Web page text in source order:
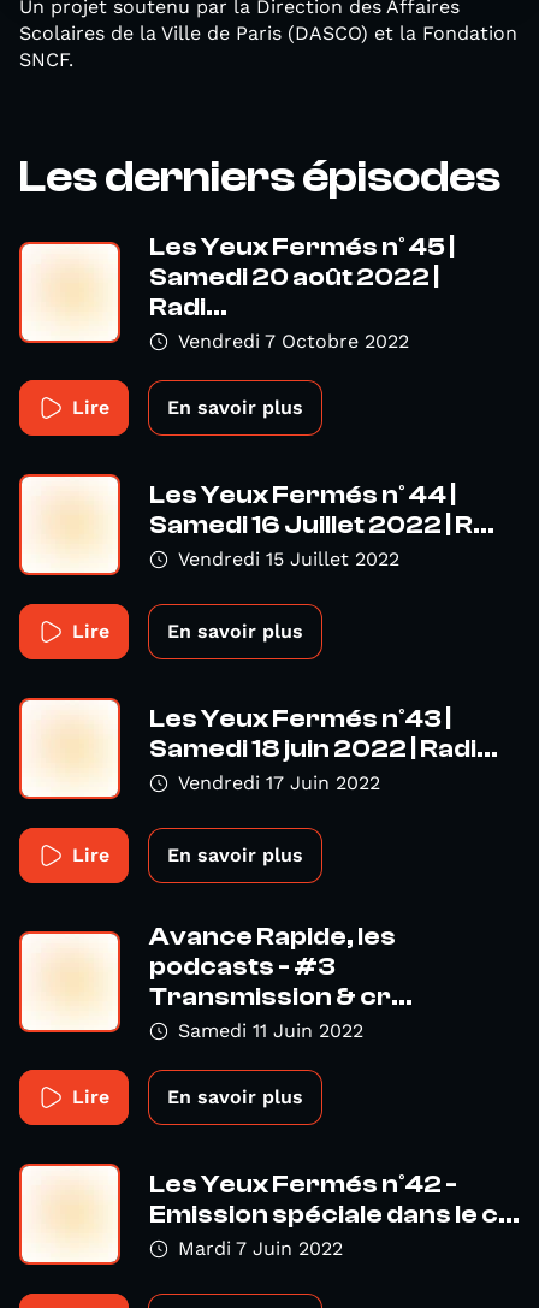
Un projet soutenu par la Direction des Affaires
Scolaires de la Ville de Paris (DASCO) et la Fondation
SNCF.
Les derniers épisodes
Les Yeux Fermés n° 45 |
Samedi 20 août 2022 |
Radi...
Vendredi 7 Octobre 2022
Lire En savoir plus
Les Yeux Fermés n° 44 |
Samedi 16 Juillet 2022 | R...
Vendredi 15 Juillet 2022
Lire En savoir plus
Les Yeux Fermés n°43 |
Samedi 18 juin 2022 | Radi...
Vendredi 17 Juin 2022
Lire En savoir plus
Avance Rapide, les
podcasts - #3
Transmission & cr...
Samedi 11 Juin 2022
Lire En savoir plus
Les Yeux Fermés n°42 -
Emission spéciale dans le c...
Mardi 7 Juin 2022